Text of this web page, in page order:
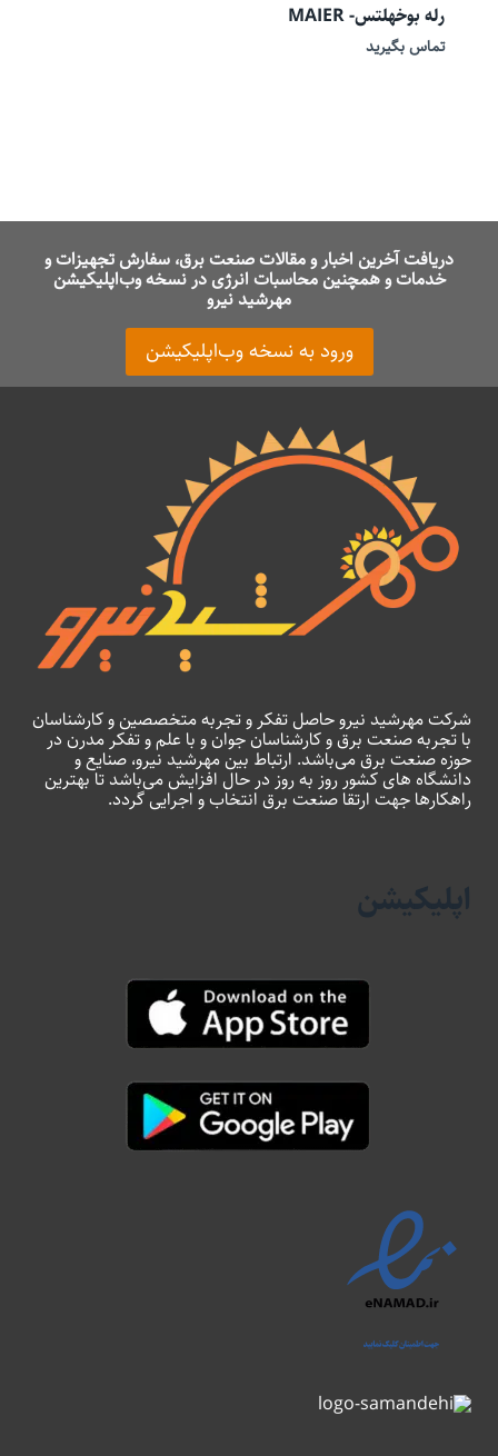
رله بوخهلتس- MAIER
تماس بگیرید
دریافت آخرین اخبار و مقالات صنعت برق، سفارش تجهیزات و
خدمات و همچنین محاسبات انرژی در نسخه وب‌اپلیکیشن
مهرشید نیرو
ورود به نسخه وب‌اپلیکیشن
شرکت مهرشید نیرو حاصل تفکر و تجربه متخصصین و کارشناسان
با تجربه صنعت برق و کارشناسان جوان و با علم و تفکر مدرن در
حوزه صنعت برق می‌باشد. ارتباط بین مهرشید نیرو، صنایع و
دانشگاه های کشور روز به روز در حال افزایش می‌باشد تا بهترین
راهکارها جهت ارتقا صنعت برق انتخاب و اجرایی گردد.
اپلیکیشن